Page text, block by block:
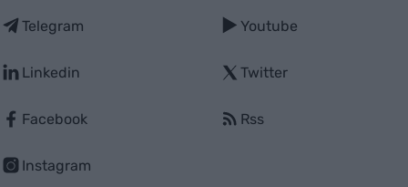
Telegram
Linkedin
Facebook
Instagram
Youtube
Twitter
Rss